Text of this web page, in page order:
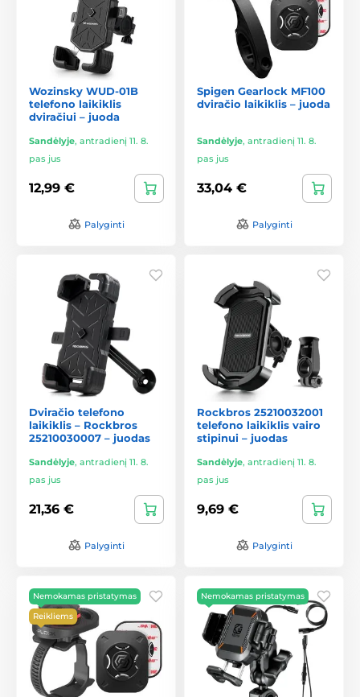
Wozinsky WUD-01B
telefono laikiklis
dviračiui – juoda
Sandėlyje, antradienį 11. 8.
pas jus
12,99 €
Palyginti
Spigen Gearlock MF100
dviračio laikiklis – juoda
Sandėlyje, antradienį 11. 8.
pas jus
33,04 €
Palyginti
Dviračio telefono
laikiklis – Rockbros
25210030007 – juodas
Sandėlyje, antradienį 11. 8.
pas jus
21,36 €
Palyginti
Rockbros 25210032001
telefono laikiklis vairo
stipinui – juodas
Sandėlyje, antradienį 11. 8.
pas jus
9,69 €
Palyginti
Nemokamas pristatymas
Reikliems
Nemokamas pristatymas